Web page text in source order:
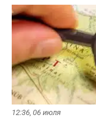
12:36, 06 июля